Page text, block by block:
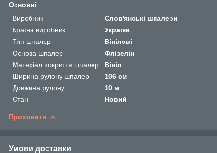
Основні
Виробник
Слов'янські шпалери
Країна виробник
Україна
Тип шпалер
Вінілові
Основа шпалер
Флізелін
Матеріал покриття шпалер
Вініл
Ширина рулону шпалер
106 см
Довжина рулону
10 м
Стан
Новий
Приховати
Умови доставки